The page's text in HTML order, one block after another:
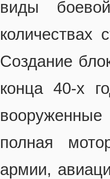
виды
количествах
Создание
конца 40-х
полная
армии,